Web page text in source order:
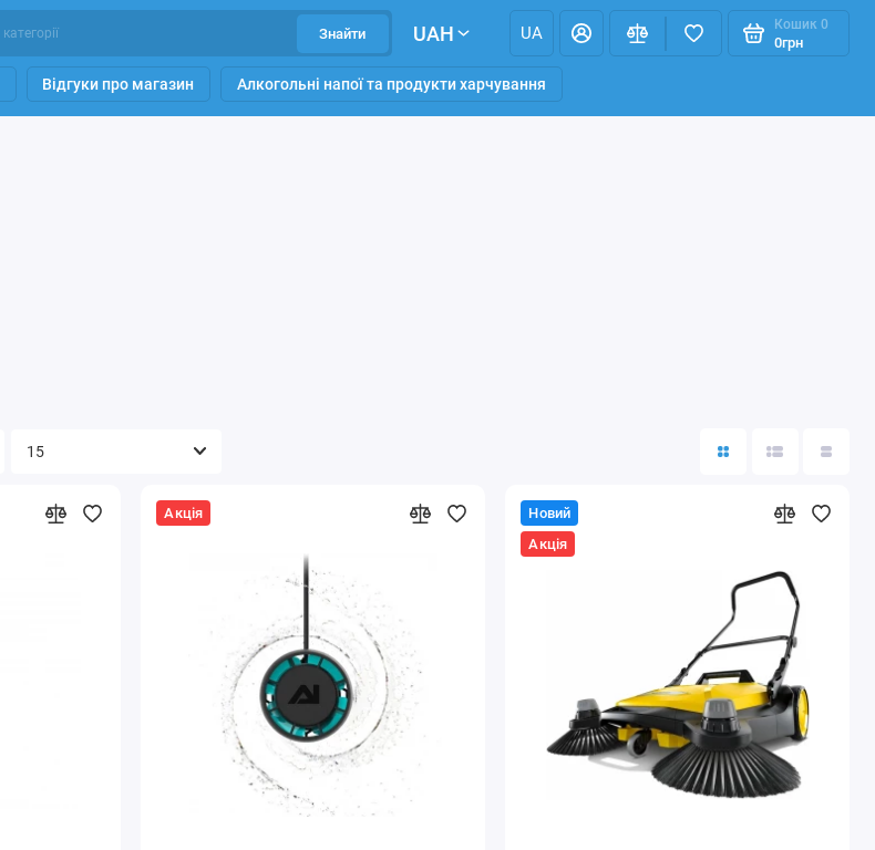
Знайти UAH UA Кошик 0
0грн
Відгуки про магазин Алкогольні напої та продукти харчування
Акція
Новий
Акція